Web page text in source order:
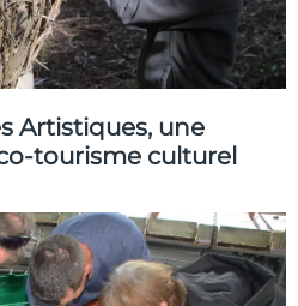
Artistiques, une
tourisme culturel